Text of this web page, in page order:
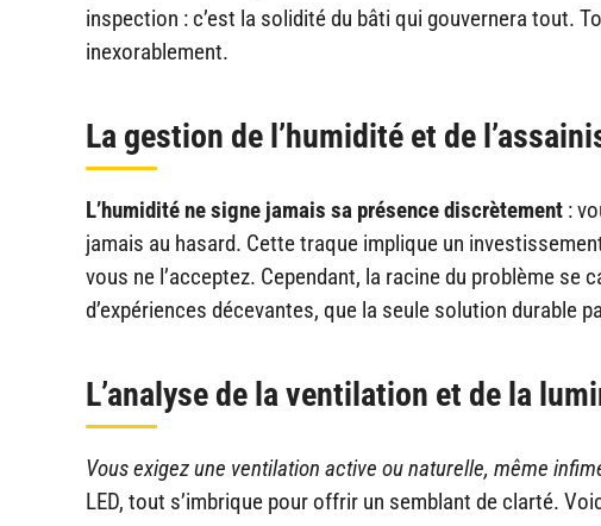
inspection : c’est la solidité du bâti qui gouvernera tout.
inexorablement.
La gestion de l’humidité et de
L’humidité ne signe jamais sa présence discrètement :
jamais au hasard. Cette traque implique un
vous ne l’acceptez. Cependant, la racine du problème
d’expériences décevantes, que la seule solution durable
L’analyse de la ventilation et de la
Vous exigez une ventilation active ou naturelle, même
LED, tout s’imbrique pour offrir un semblant de clarté.